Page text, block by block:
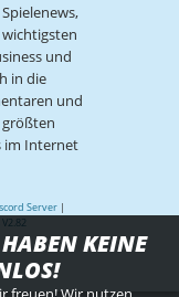
und
in die
und
im Internet
Server |
KEINE